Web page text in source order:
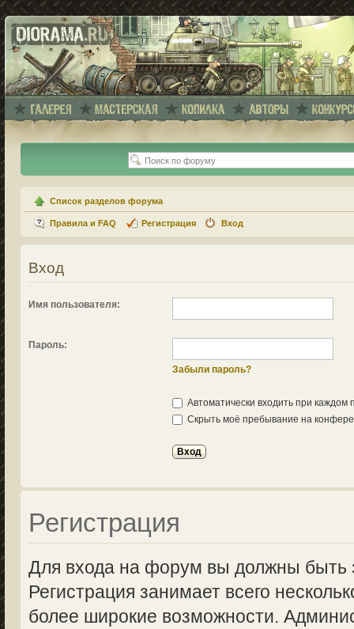
Список разделов форума
Правила и FAQ Регистрация Вход
Вход
Имя пользователя:
Пароль:
Забыли пароль?
Автоматически входить при каждом
Скрыть моё пребывание на
Регистрация
Для входа на форум вы должны быть
Регистрация занимает всего
более широкие возможности.